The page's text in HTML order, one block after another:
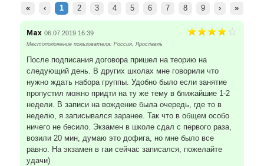
просторный учебный класс, благоустроенный
учебный автодром в черте города (вблизи
Юбилейного моста), различные марки учебных
автомобилей: импортные, отечественные, с
высокопрофессиональные преподаватели теории и
практики.
« ‹ 1 2 3 4 5 6 7 8 9 › »
Max 06.07.2019 16:39
Местоположение пользователя: Россия, Ярославль
После подписания договора пришел на теорию на
следующий день. В других школах мне говорили что
нужно ждать набора группы. Удобно было если занятие
пропустил можно придти на ту же тему в ближайшие 1-2
недели. В записи на вождение была очередь, где то в
неделю, я записывался заранее. Так что в общем особо
ничего не бесило. Экзамен в школе сдал с первого раза,
возили 20 мин, думаю это дофига, но мне было все
равно. На экзамен в гаи сейчас записался, пожелайте
удачи)